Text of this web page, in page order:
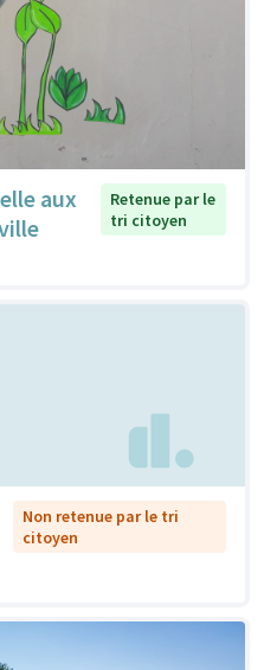
aux
Retenue par le
tri citoyen
Non retenue par le tri
citoyen